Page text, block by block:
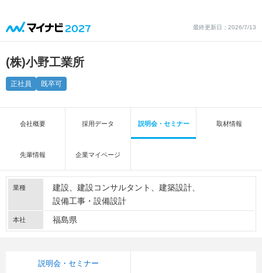
最終更新日：2026/7/13
(株)小野工業所
正社員 既卒可
会社概要 採用データ 説明会・セミナー 取材情報
先輩情報 企業マイページ
業種 建設 建設コンサルタント
建築設計
設備工事・設備設計
本社 福島県
説明会・セミナー